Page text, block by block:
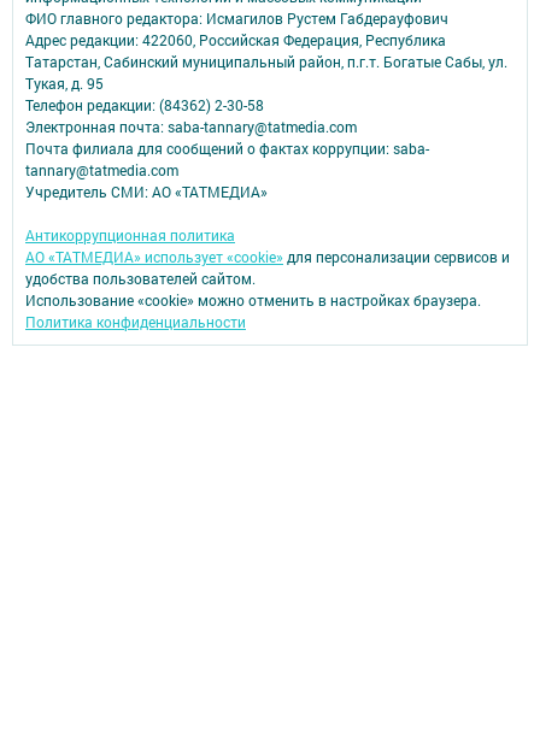
ФИО главного редактора: Исмагилов Рустем Габдерауфович
Адрес редакции: 422060, Российская Федерация, Республика
Татарстан, Сабинский муниципальный район, п.г.т. Богатые Сабы, ул.
Тукая, д. 95
Телефон редакции: (84362) 2-30-58
Электронная почта: saba-tannary@tatmedia.com
Почта филиала для сообщений о фактах коррупции: saba-
tannary@tatmedia.com
Учредитель СМИ: АО «ТАТМЕДИА»
Антикоррупционная политика
АО «ТАТМЕДИА» использует «cookie» для персонализации сервисов и
удобства пользователей сайтом.
Использование «cookie» можно отменить в настройках браузера.
Политика конфиденциальности